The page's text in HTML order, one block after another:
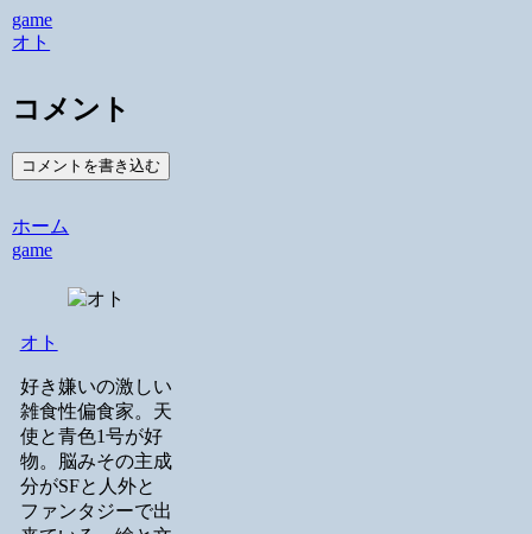
game
オト
コメント
コメントを書き込む
ホーム
game
オト
好き嫌いの激しい
雑食性偏食家。天
使と青色1号が好
物。脳みその主成
分がSFと人外と
ファンタジーで出